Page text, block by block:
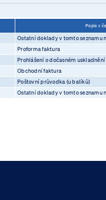
Popis v
Ostatní doklady v tomto seznamu
Proforma faktura
Prohlášení o dočasném
Obchodní faktura
Poštovní průvodka (u balíků)
Ostatní doklady v tomto seznamu